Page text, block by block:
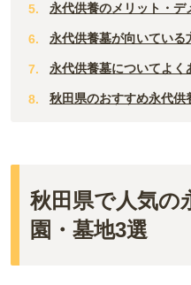
永代供養のメリット・デ
永代供養墓が向いている
永代供養墓についてよく
秋田県のおすすめ永代供
秋田県で人気の
園・墓地3選